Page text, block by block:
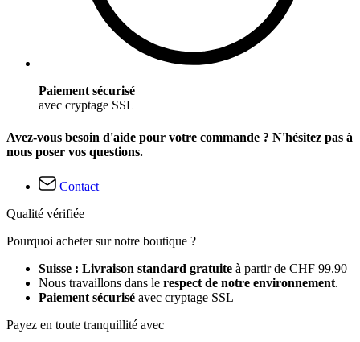
Paiement sécurisé
avec cryptage SSL
Avez-vous besoin d'aide pour votre commande ? N'hésitez pas à
nous poser vos questions.
Contact
Qualité vérifiée
Pourquoi acheter sur notre boutique ?
Suisse : Livraison standard gratuite à partir de CHF 99.90
Nous travaillons dans le respect de notre environnement.
Paiement sécurisé avec cryptage SSL
Payez en toute tranquillité avec